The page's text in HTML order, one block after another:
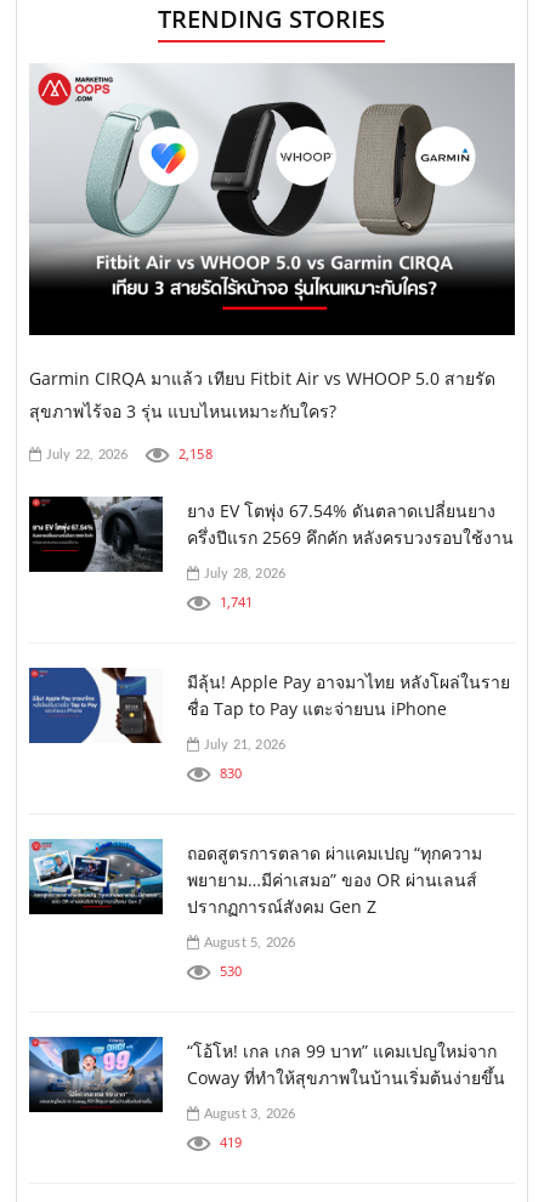
TRENDING STORIES
Garmin CIRQA มาแล้ว เทียบ Fitbit Air vs WHOOP 5.0 สายรัด
สุขภาพไร้จอ 3 รุ่น แบบไหนเหมาะกับใคร?
July 22, 2026 2,158
ยาง EV โตพุ่ง 67.54% ดันตลาดเปลี่ยนยาง
ครึ่งปีแรก 2569 คึกคัก หลังครบวงรอบใช้งาน
July 28, 2026
1,741
มีลุ้น! Apple Pay อาจมาไทย หลังโผล่ในราย
ชื่อ Tap to Pay แตะจ่ายบน iPhone
July 21, 2026
830
ถอดสูตรการตลาด ผ่าแคมเปญ “ทุกความ
พยายาม…มีค่าเสมอ” ของ OR ผ่านเลนส์
ปรากฏการณ์สังคม Gen Z
August 5, 2026
530
“โอ้โห! เกล เกล 99 บาท” แคมเปญใหม่จาก
Coway ที่ทำให้สุขภาพในบ้านเริ่มต้นง่ายขึ้น
August 3, 2026
419